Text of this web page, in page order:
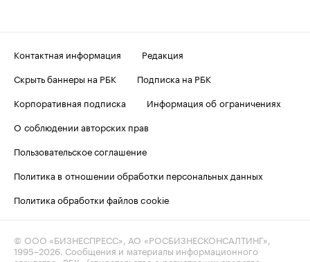
Контактная информация
Редакция
Скрыть баннеры на РБК
Подписка на РБК
Корпоративная подписка
Информация об ограничениях
О соблюдении авторских прав
Пользовательское соглашение
Политика в отношении обработки персональных данных
Политика обработки файлов cookie
© ООО «БИЗНЕСПРЕСС», АО «РОСБИЗНЕСКОНСАЛТИНГ»,
1995–2026 . Сообщения и материалы информационного